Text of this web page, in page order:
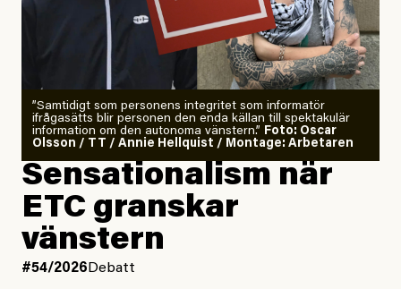
”Samtidigt som personens integritet som informatör
ifrågasätts blir personen den enda källan till spektakulär
information om den autonoma vänstern.” Foto: Oscar
Olsson / TT / Annie Hellquist / Montage: Arbetaren
Sensationalism när
ETC granskar
vänstern
#54/2026 Debatt